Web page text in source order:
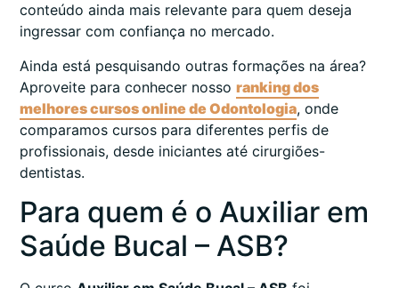
conteúdo ainda mais relevante para quem deseja
ingressar com confiança no mercado.
Ainda está pesquisando outras formações na área?
Aproveite para conhecer nosso ranking dos
melhores cursos online de Odontologia, onde
comparamos cursos para diferentes perfis de
profissionais, desde iniciantes até cirurgiões-
dentistas.
Para quem é o Auxiliar em
Saúde Bucal – ASB?